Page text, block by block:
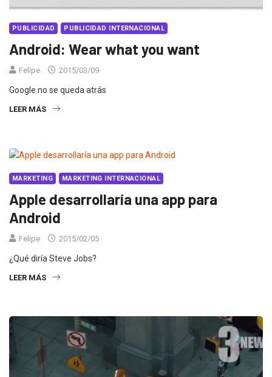
PUBLICIDAD PUBLICIDAD INTERNACIONAL
Android: Wear what you want
Felipe 2015/03/09
Google no se queda atrás
LEER MÁS
MARKETING MARKETING INTERNACIONAL
Apple desarrollaría una app para
Android
Felipe 2015/02/05
¿Qué diría Steve Jobs?
LEER MÁS